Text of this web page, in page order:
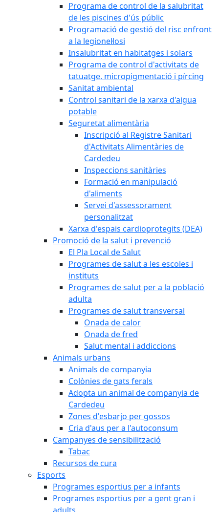
Programa de control de la salubritat
de les piscines d'ús públic
Programació de gestió del risc enfront
a la legionel·losi
Insalubritat en habitatges i solars
Programa de control d'activitats de
tatuatge, micropigmentació i pírcing
Sanitat ambiental
Control sanitari de la xarxa d'aigua
potable
Seguretat alimentària
Inscripció al Registre Sanitari
d'Activitats Alimentàries de
Cardedeu
Inspeccions sanitàries
Formació en manipulació
d'aliments
Servei d'assessorament
personalitzat
Xarxa d'espais cardioprotegits (DEA)
Promoció de la salut i prevenció
El Pla Local de Salut
Programes de salut a les escoles i
instituts
Programes de salut per a la població
adulta
Programes de salut transversal
Onada de calor
Onada de fred
Salut mental i addiccions
Animals urbans
Animals de companyia
Colònies de gats ferals
Adopta un animal de companyia de
Cardedeu
Zones d'esbarjo per gossos
Cria d'aus per a l'autoconsum
Campanyes de sensibilització
Tabac
Recursos de cura
Esports
Programes esportius per a infants
Programes esportius per a gent gran i